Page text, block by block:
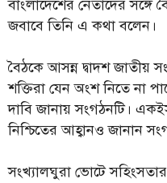
বাংলাদেশের নেতাদের সঙ্গে
জবাবে তিনি এ কথা বলেন।
বৈঠকে আসন্ন দ্বাদশ জাতীয়
শক্তিরা যেন অংশ নিতে না
দাবি জানায় সংগঠনটি।
নিশ্চিতের আহ্বানও জানান
সংখ্যালঘুরা ভোটে